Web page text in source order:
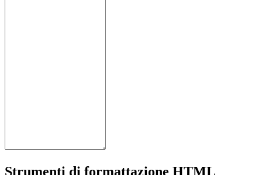
Strumenti di formattazione HTML